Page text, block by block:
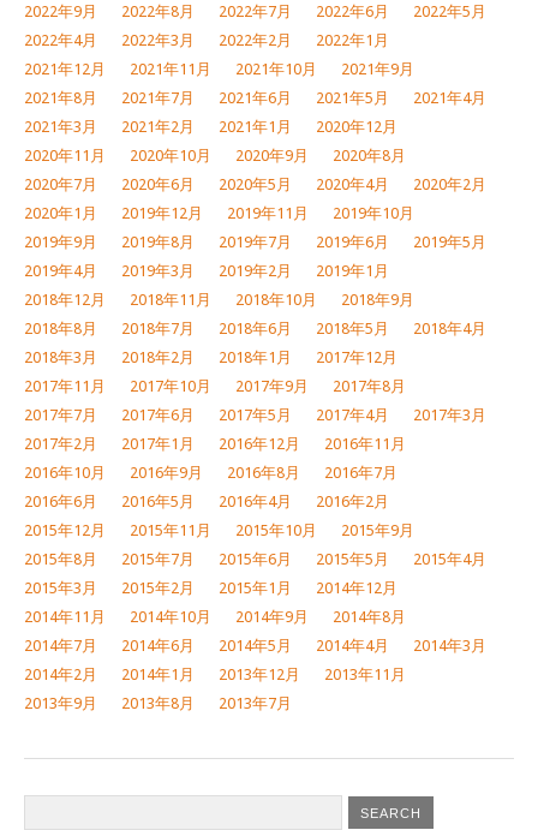
2022年9月
2022年8月 2022年7月 2022年6月
2022年5月
2022年4月
2022年3月 2022年2月
2022年1月
2021年12月
2021年11月 2021年10月
2021年9月
2021年8月
2021年7月 2021年6月 2021年5月
2021年4月
2021年3月
2021年2月 2021年1月
2020年12月
2020年11月
2020年10月 2020年9月
2020年8月
2020年7月
2020年6月 2020年5月 2020年4月
2020年2月
2020年1月
2019年12月 2019年11月
2019年10月
2019年9月
2019年8月 2019年7月 2019年6月
2019年5月
2019年4月
2019年3月 2019年2月
2019年1月
2018年12月
2018年11月 2018年10月
2018年9月
2018年8月
2018年7月 2018年6月 2018年5月
2018年4月
2018年3月
2018年2月 2018年1月
2017年12月
2017年11月
2017年10月 2017年9月
2017年8月
2017年7月
2017年6月 2017年5月 2017年4月
2017年3月
2017年2月
2017年1月 2016年12月
2016年11月
2016年10月
2016年9月 2016年8月
2016年7月
2016年6月
2016年5月 2016年4月
2016年2月
2015年12月
2015年11月 2015年10月
2015年9月
2015年8月
2015年7月 2015年6月 2015年5月
2015年4月
2015年3月
2015年2月 2015年1月
2014年12月
2014年11月
2014年10月 2014年9月
2014年8月
2014年7月
2014年6月 2014年5月 2014年4月
2014年3月
2014年2月
2014年1月 2013年12月
2013年11月
2013年9月
2013年8月 2013年7月